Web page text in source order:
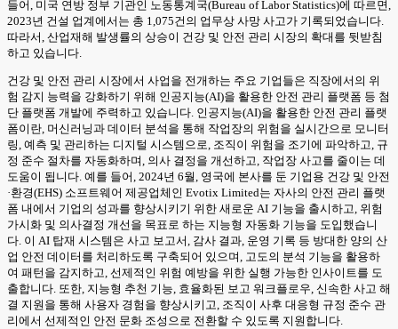
들어, 미국 연방 정부 기관인 노동통계국(Bureau of Labor Statistics)에 따르면,
2023년 건설 업계에서는 총 1,075건의 업무상 사망 사고가 기록되었습니다.
따라서, 산업재해 발생률의 상승이 건강 및 안전 관리 시장의 확대를 뒷받침
하고 있습니다.
건강 및 안전 관리 시장에서 사업을 전개하는 주요 기업들은 직장에서의 위
험 감지 능력을 강화하기 위해 인공지능(AI)을 활용한 안전 관리 플랫폼 등 첨
단 플랫폼 개발에 주력하고 있습니다. 인공지능(AI)을 활용한 안전 관리 플랫
폼이란, 머신러닝과 데이터 분석을 통해 작업장의 위험을 실시간으로 모니터
링, 예측 및 관리하는 디지털 시스템으로, 조직이 위험을 조기에 파악하고, 규
정 준수 절차를 자동화하며, 의사 결정을 개선하고, 작업장 사고를 줄이는 데
도움이 됩니다. 예를 들어, 2024년 6월, 영국에 본사를 둔 기업용 건강 및 안전
·환경(EHS) 소프트웨어 제공업체인 Evotix Limited는 자사의 안전 관리 플랫
폼 내에서 기업의 성과를 향상시키기 위한 새로운 AI 기능을 출시하고, 위험
가시화 및 의사결정 개선을 목표로 하는 지능형 자동화 기능을 도입했습니
다. 이 AI 탑재 시스템은 사고 보고서, 감사 결과, 운영 기록 등 방대한 양의 산
업 안전 데이터를 처리하도록 구축되어 있으며, 고도의 분석 기능을 활용하
여 패턴을 감지하고, 선제적인 위험 예방을 위한 실행 가능한 인사이트를 도
출합니다. 또한, 지능형 추천 기능, 효율화된 보고 워크플로우, 신속한 사고 해
결 지원을 통해 사용자 경험을 향상시키고, 조직이 사후 대응형 규정 준수 관
리에서 선제적인 안전 문화 조성으로 전환할 수 있도록 지원합니다.